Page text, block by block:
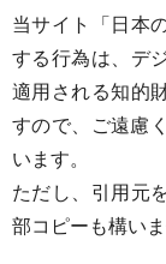
当サイト「日本
する行為は、デ
適用される知的
すので、ご遠慮
います。
ただし、引用元
部コピーも構いま